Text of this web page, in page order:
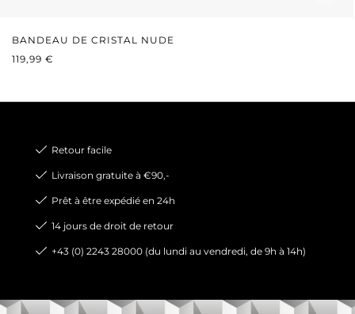
BANDEAU DE CRISTAL NUDE
PRIX RÉGULIER :
119,99 €
Retour facile
Livraison gratuite à €90,-
Prêt à être expédié en 24h
14 jours de droit de retour
+43 (0) 2243 28000 (du lundi au vendredi, de 9h à 14h)